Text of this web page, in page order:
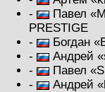
-
Павел
PRESTIGE
-
Богдан
-
Андрей
-
Павел
-
Андрей